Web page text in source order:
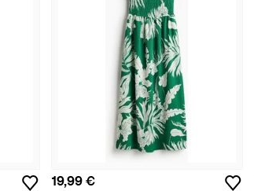
19,99 €